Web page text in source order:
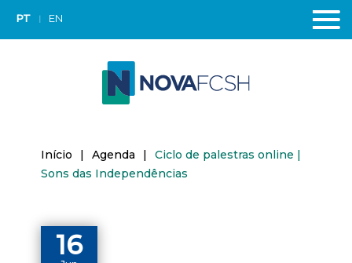
PT EN
Início | Agenda |
Ciclo de palestras online |
Sons das Independências
16